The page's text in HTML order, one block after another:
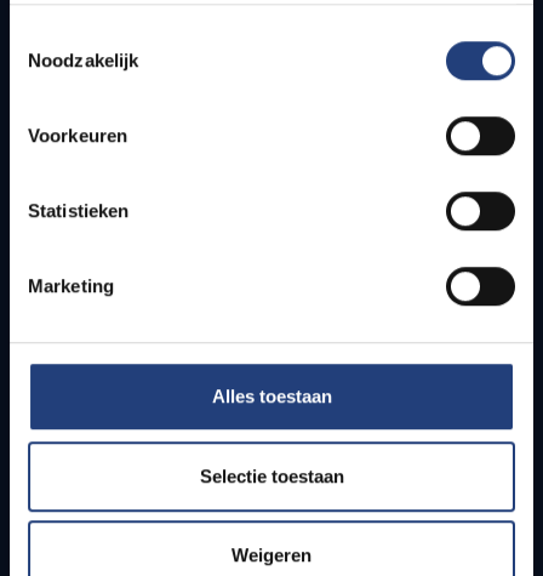
Noodzakelijk
Voorkeuren
Statistieken
Marketing
Alles toestaan
Selectie toestaan
Weigeren
Snel naar
Bereikbaarheid
Studenten
PhD-studenten
Leerkrachten en secundaire scholen